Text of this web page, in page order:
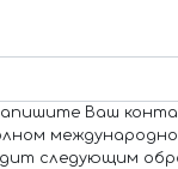
Ваш
следующим